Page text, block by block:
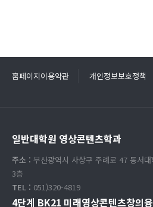
홈페이지이용약관 개인정보보호정책
일반대학원 영상콘텐츠학과
주소 : 부산광역시 사상구 주례로 47 동서
3층
TEL : 051)320-4819
4단계 BK21 미래영상콘텐츠창의